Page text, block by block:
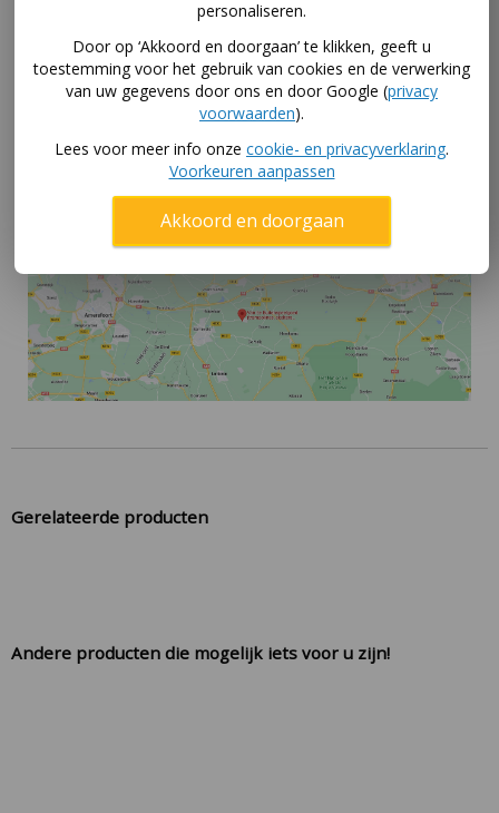
Skelter uitproberen in winkel
Gelukkig is dat uitproberen geen probleem in onze
skelterwinkel in Kootwijkerbroek! We hebben alle
formaten BERG skelters opgebouwd staan. En die mag
je allemaal testen. Dus rij gerust even met je kind naar
buiten, dan kun je echt goed zien hoe je de skelter
Gerelateerde producten
Andere producten die mogelijk iets voor u zijn!
personaliseren.
Door op ‘Akkoord en doorgaan’ te klikken, geeft u
toestemming voor het gebruik van cookies en de verwerking
van uw gegevens door ons en door Google (privacy
voorwaarden).
Lees voor meer info onze cookie- en privacyverklaring.
Voorkeuren aanpassen
Akkoord en doorgaan